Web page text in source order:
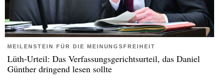
MEILENSTEIN FÜR DIE MEINUNGSFREIHEIT
Lüth-Urteil: Das Verfassungsgerichtsurteil, das Daniel
Günther dringend lesen sollte